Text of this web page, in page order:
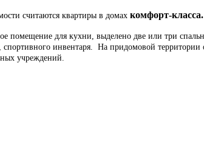
считаются квартиры в домах комфорт-класса.
помещение для кухни, выделено две или три
инвентаря. На придомовой
учреждений.